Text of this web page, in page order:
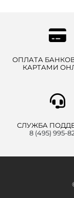
ОПЛАТА
КАРТАМИ
СЛУЖБА
8 (495) 995-